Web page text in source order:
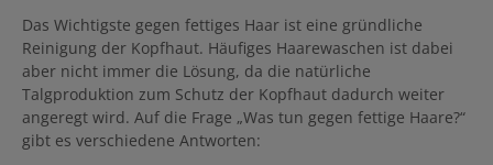
Das Wichtigste gegen fettiges Haar ist eine gründliche
Reinigung der Kopfhaut. Häufiges Haarewaschen ist dabei
aber nicht immer die Lösung, da die natürliche
Talgproduktion zum Schutz der Kopfhaut dadurch weiter
angeregt wird. Auf die Frage „Was tun gegen fettige Haare?“
gibt es verschiedene Antworten: